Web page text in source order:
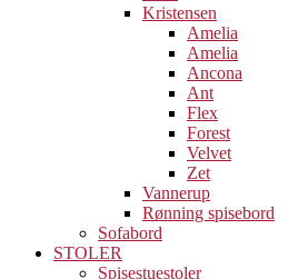
Kristensen
Amelia
Amelia
Ancona
Ant
Flex
Forest
Velvet
Zet
Vannerup
Rønning spisebord
Sofabord
STOLER
Spisestuestoler